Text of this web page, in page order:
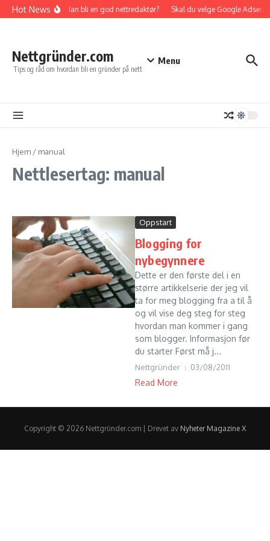
Gå til innhold
Hot NewsHvordan bli en god nettredaktør? Skal du velge Google
Nettgründer.com
Tips og råd om hvordan bli en gründer på nett
Menu
Hjem / manual
Nettlesertag: manual
Oppstart
Blogging for
nybegynnere
Dette er den første del i en
større artikkelserie der jeg vil
ta for meg blogging fra a til å
og vil vise deg steg for steg
hvordan man kommer i gang
som blogger. Informasjon før
du starter Først må j...
Nettgründer 03/08/2011
Read More
Copyright © 2026 Nettgründer.com | Drevet av Nyheter Magazine X